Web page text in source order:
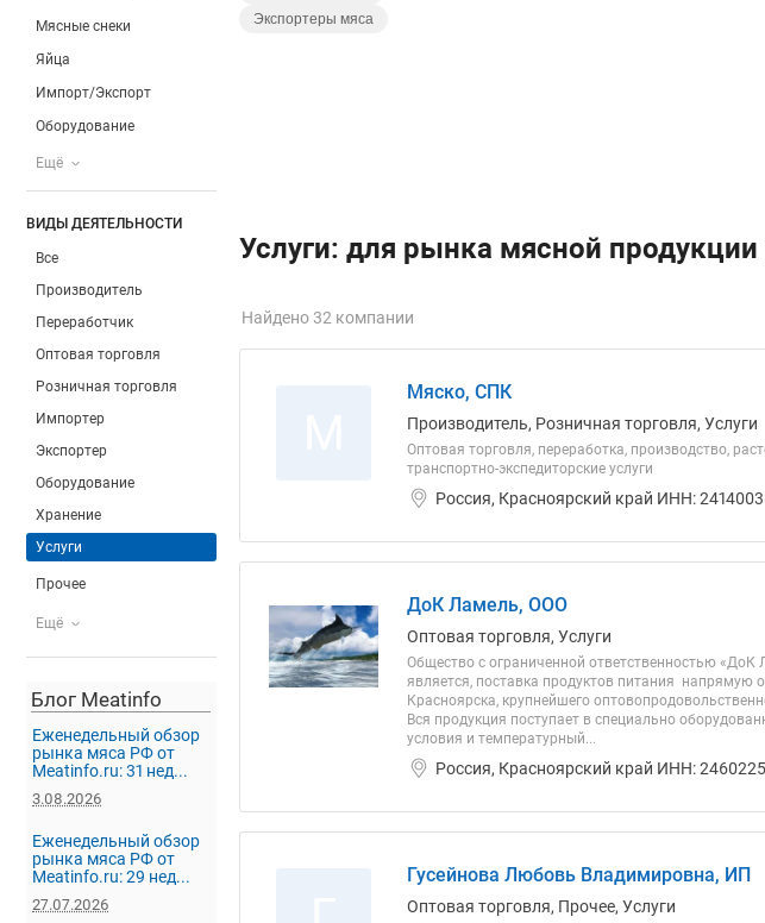
Мясные снеки
Яйца
Импорт/Экспорт
Оборудование
Ещё
ВИДЫ ДЕЯТЕЛЬНОСТИ
Все
Производитель
Переработчик
Оптовая торговля
Розничная торговля
Импортер
Экспортер
Оборудование
Хранение
Услуги
Прочее
Ещё
Блог Meatinfo
Еженедельный обзор
рынка мяса РФ от
Meatinfo.ru: 31 нед...
3.08.2026
Еженедельный обзор
рынка мяса РФ от
Meatinfo.ru: 29 нед...
27.07.2026
Экспортеры мяса
Услуги: для рынка мясной
Найдено 32 компании
Мяско, СПК
Производитель, Розничная торговля, Услуги
Оптовая торговля, переработка, производство,
транспортно-экспедиторские услуги
Россия, Красноярский край ИНН:
ДоК Ламель, ООО
Оптовая торговля, Услуги
Общество с ограниченной ответственностью
является, поставка продуктов питания напрямую
Красноярска, крупнейшего
Вся продукция поступает в специально
условия и температурный...
Россия, Красноярский край ИНН:
Гусейнова Любовь Владимировна, ИП
Оптовая торговля, Прочее, Услуги